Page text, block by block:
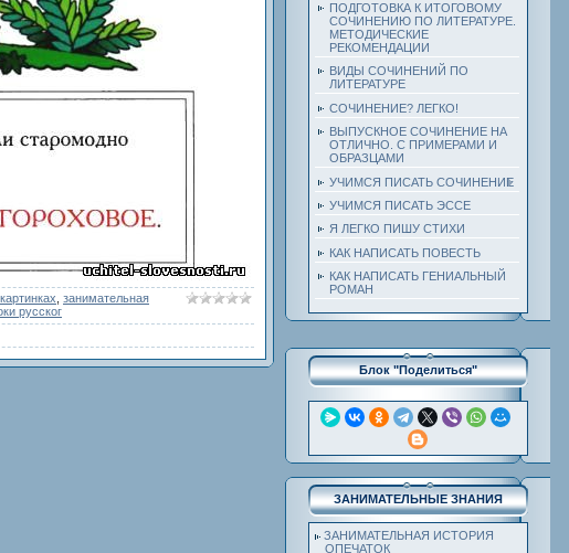
занимательная
русског
ПОДГОТОВКА К ИТОГОВОМУ
СОЧИНЕНИЮ ПО ЛИТЕРАТУРЕ.
МЕТОДИЧЕСКИЕ
РЕКОМЕНДАЦИИ
ВИДЫ СОЧИНЕНИЙ ПО
ЛИТЕРАТУРЕ
СОЧИНЕНИЕ? ЛЕГКО!
ВЫПУСКНОЕ СОЧИНЕНИЕ НА
ОТЛИЧНО. С ПРИМЕРАМИ И
ОБРАЗЦАМИ
УЧИМСЯ ПИСАТЬ СОЧИНЕНИЕ
УЧИМСЯ ПИСАТЬ ЭССЕ
Я ЛЕГКО ПИШУ СТИХИ
КАК НАПИСАТЬ ПОВЕСТЬ
КАК НАПИСАТЬ ГЕНИАЛЬНЫЙ
РОМАН
Блок "Поделиться"
ЗАНИМАТЕЛЬНЫЕ ЗНАНИЯ
ЗАНИМАТЕЛЬНАЯ ИСТОРИЯ
ОПЕЧАТОК